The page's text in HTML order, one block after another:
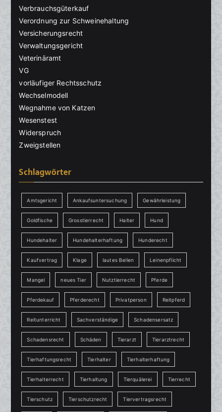
Verbrauchsgüterkauf
Verordnung zur Schweinehaltung
Versicherungsrecht
Verwaltungsgericht
Veterinäramt
VG
vorläufiger Rechtsschutz
Wechselmodell
Wegnahme von Katzen
Wesenstest
Widerspruch
Zweigstellen
Schlagwörter
Amtsgericht Ankaufsuntersuchung Gewährleistung
Goldfische Grosstierrecht Halter Hund
Hundehalter Hundehalterhaftung Hunderecht
Kaufvertrag Klage lautes Bellen Leinenpflicht
Mangel neues Tier Nutztierrecht Pferde
Pferdekauf Pferderecht Privatperson Reitpferd
Reitunterricht Sachverständige Schadensersatz
Schadensrecht Schäden Tierarzt Tierarztrecht
Tierhaftungsrecht Tierhalter Tierhalterhaftung
Tierhalterrecht Tierhaltung Tierquälerei Tierrecht
Tierschutz Tierschutzrecht Tiervertragsrecht